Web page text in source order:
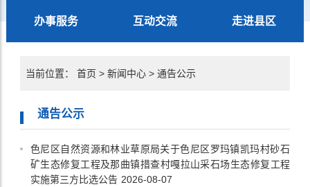
办事服务 互动交流 走进县区
当前位置： 首页 > 新闻中心> 通告公示
通告公示
色尼区自然资源和林业草原局关于色尼区罗玛镇凯玛村砂石
矿生态修复工程及那曲镇措查村嘎拉山采石场生态修复工程
实施第三方比选公告 2026-08-07